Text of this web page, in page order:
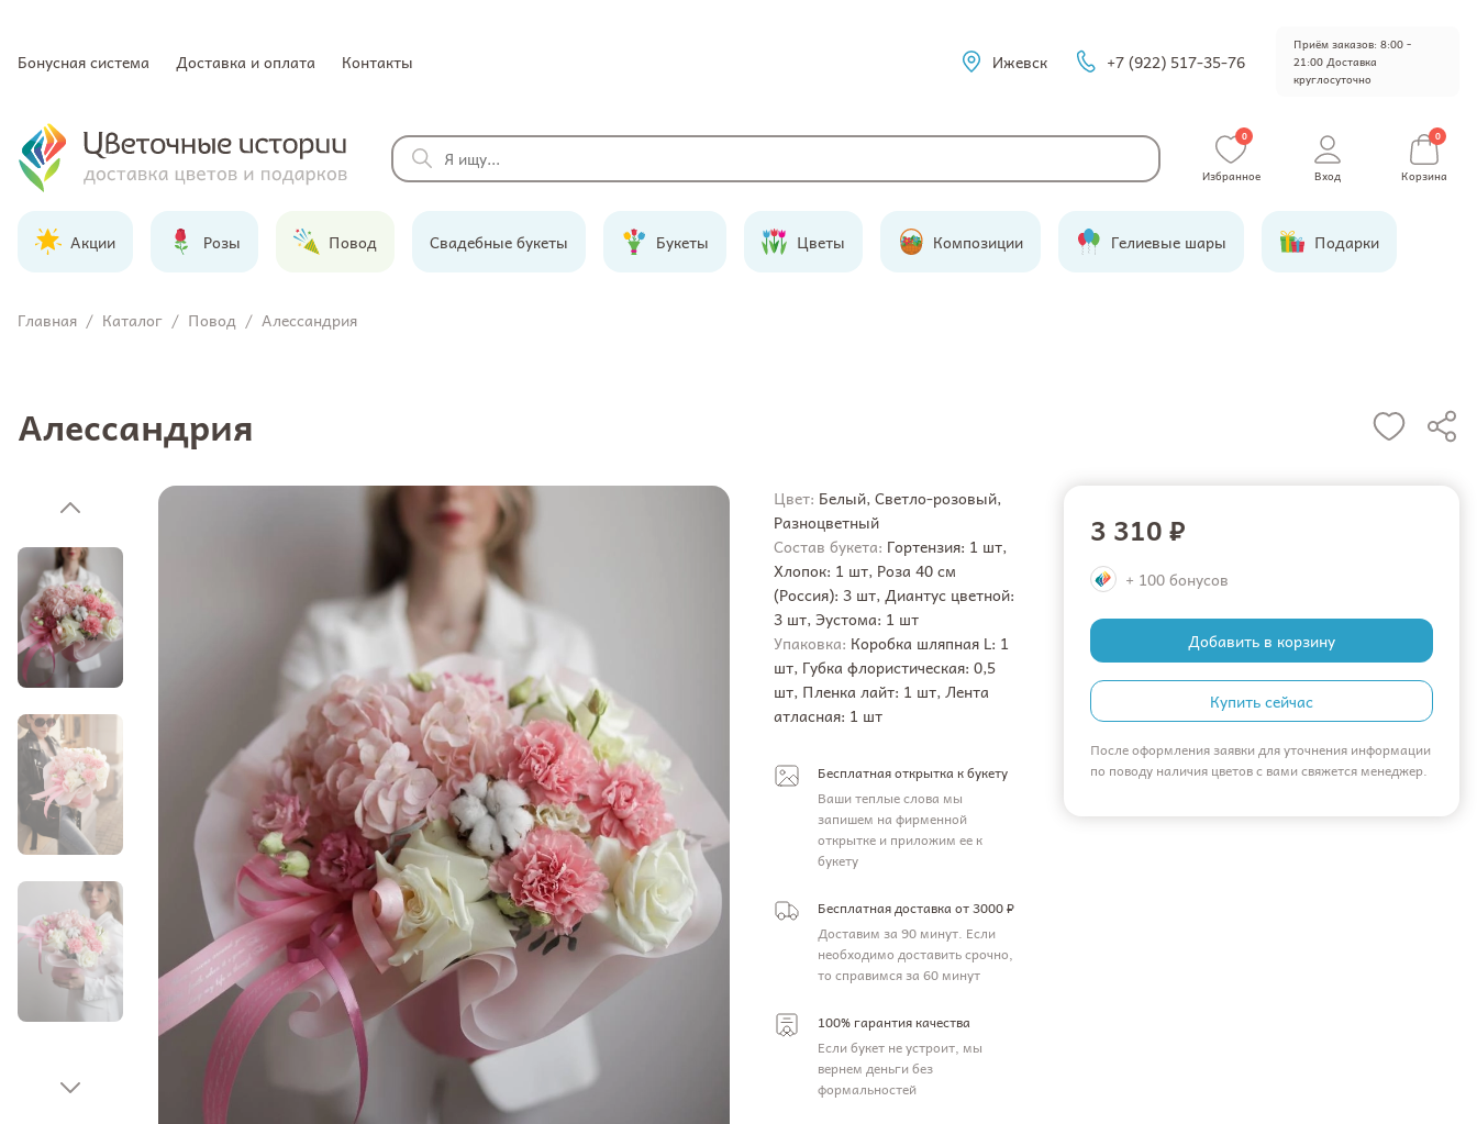
Бонусная система Доставка и оплата Контакты Ижевск +7 (922) 517-35-76
Приём заказов: 8:00 -
21:00 Доставка
круглосуточно
0
Избранное Вход
0
Корзина
Акции Розы Повод Свадебные букеты Букеты Цветы Композиции Гелиевые шары Подарки
Главная / Каталог / Повод / Алессандрия
Алессандрия
Цвет: Белый, Светло-розовый,
Разноцветный
Состав букета: Гортензия: 1 шт,
Хлопок: 1 шт, Роза 40 см
(Россия): 3 шт, Диантус цветной:
3 шт, Эустома: 1 шт
Упаковка: Коробка шляпная L: 1
шт, Губка флористическая: 0,5
шт, Пленка лайт: 1 шт, Лента
атласная: 1 шт
Бесплатная открытка к букету
Ваши теплые слова мы
запишем на фирменной
открытке и приложим ее к
букету
Бесплатная доставка от 3000 ₽
Доставим за 90 минут. Если
необходимо доставить срочно,
то справимся за 60 минут
100% гарантия качества
Если букет не устроит, мы
вернем деньги без
формальностей
3 310 ₽
+ 100 бонусов
Добавить в корзину
Купить сейчас
После оформления заявки для уточнения информации
по поводу наличия цветов с вами свяжется менеджер.